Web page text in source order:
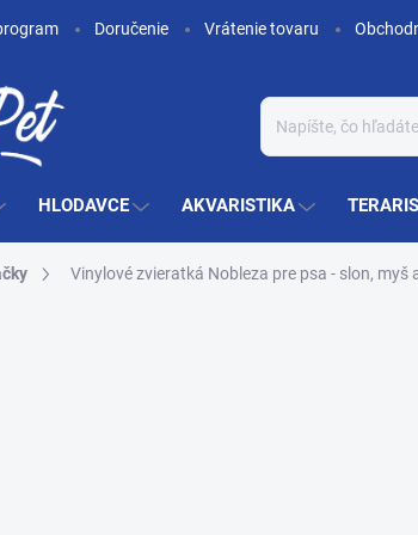
Doručenie Vrátenie tovaru
HLODAVCE AKVARISTIKA
Vinylové zvieratká Nobleza pre psa - slon, myš